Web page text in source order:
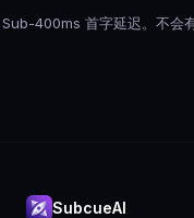
Sub-400ms 首字延迟。不会
SubcueAI